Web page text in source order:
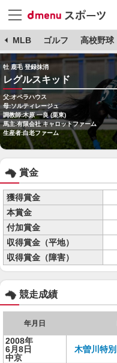
MLB ゴルフ 高校野球
牡 鹿毛 登録抹消
レグルスキッド
父:オペラハウス
母:ソルティレージュ
調教師:木原 一良 (栗東)
馬主:有限会社 キャロットファーム
生産者:白老ファーム
賞金
獲得賞金
本賞金
付加賞金
収得賞金（平地）
収得賞金（障害）
競走成績
年月日
2008年
6月8日
中京
木曽川特別